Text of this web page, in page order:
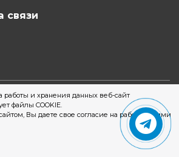
и хранения данных веб-сайт
файлы COOKIE.
Вы даете свое согласие на работу с этими
связи
Дом "Покровский" - сеть
обуви в Екатеринбурге